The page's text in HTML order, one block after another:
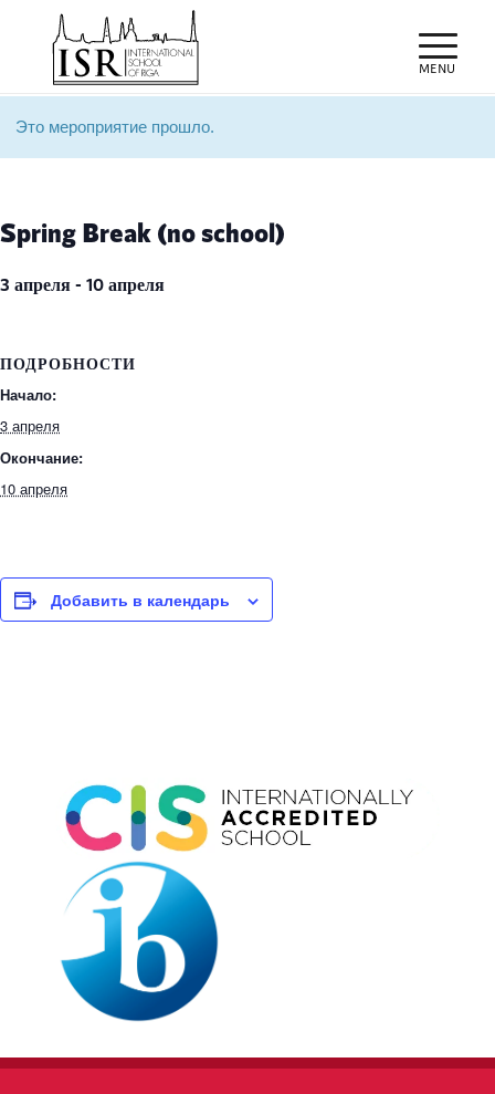
Это мероприятие прошло.
Spring Break (no school)
3 апреля - 10 апреля
ПОДРОБНОСТИ
Начало:
3 апреля
Окончание:
10 апреля
Добавить в календарь